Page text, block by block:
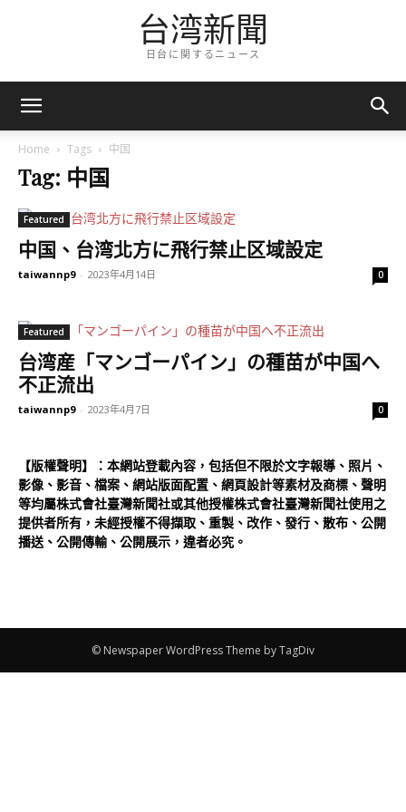
台湾新聞
日台に関するニュース
Home Tags 中国
Tag: 中国
Featured
中国、台湾北方に飛行禁止区域設定
taiwannp9 - 2023年4月14日 0
Featured
台湾産「マンゴーパイン」の種苗が中国へ
不正流出
taiwannp9 - 2023年4月7日 0
【版權聲明】：本網站登載內容，包括但不限於文字報導、照片、
影像、影音、檔案、網站版面配置、網頁設計等素材及商標、聲明
等均屬株式會社臺灣新聞社或其他授權株式會社臺灣新聞社使用之
提供者所有，未經授權不得擷取、重製、改作、發行、散布、公開
播送、公開傳輸、公開展示，違者必究。
© Newspaper WordPress Theme by TagDiv